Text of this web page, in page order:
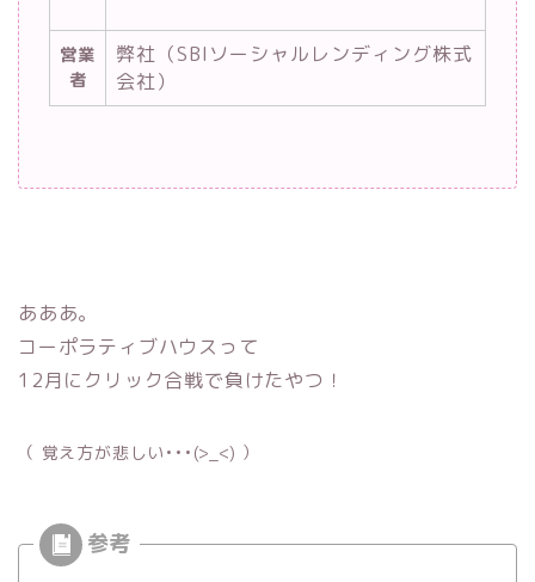
営業
者
弊社（SBIソーシャルレンディング株式
会社）
あああ。
コーポラティブハウスって
12月にクリック合戦で負けたやつ！
（ 覚え方が悲しい•••(>_<) ）